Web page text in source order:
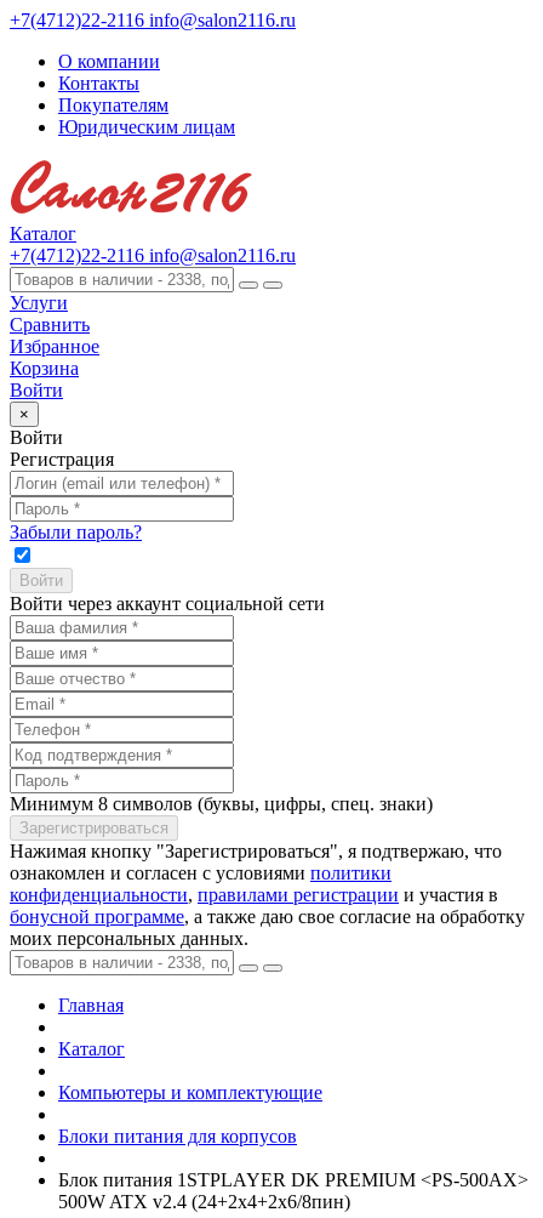
+7(4712)22-2116 info@salon2116.ru
О компании
Контакты
Покупателям
Юридическим лицам
Каталог
+7(4712)22-2116 info@salon2116.ru
Услуги
Сравнить
Избранное
Корзина
Войти
×
Войти
Регистрация
Забыли пароль?
Войти через аккаунт социальной сети
Минимум 8 символов (буквы, цифры, спец. знаки)
Нажимая кнопку "Зарегистрироваться", я подтвержаю, что
ознакомлен и согласен с условиями политики
конфиденциальности, правилами регистрации и участия в
бонусной программе, а также даю свое согласие на обработку
моих персональных данных.
Главная
Каталог
Компьютеры и комплектующие
Блоки питания для корпусов
Блок питания 1STPLAYER DK PREMIUM <PS-500AX>
500W ATX v2.4 (24+­2x4+­2x6/­8пин)